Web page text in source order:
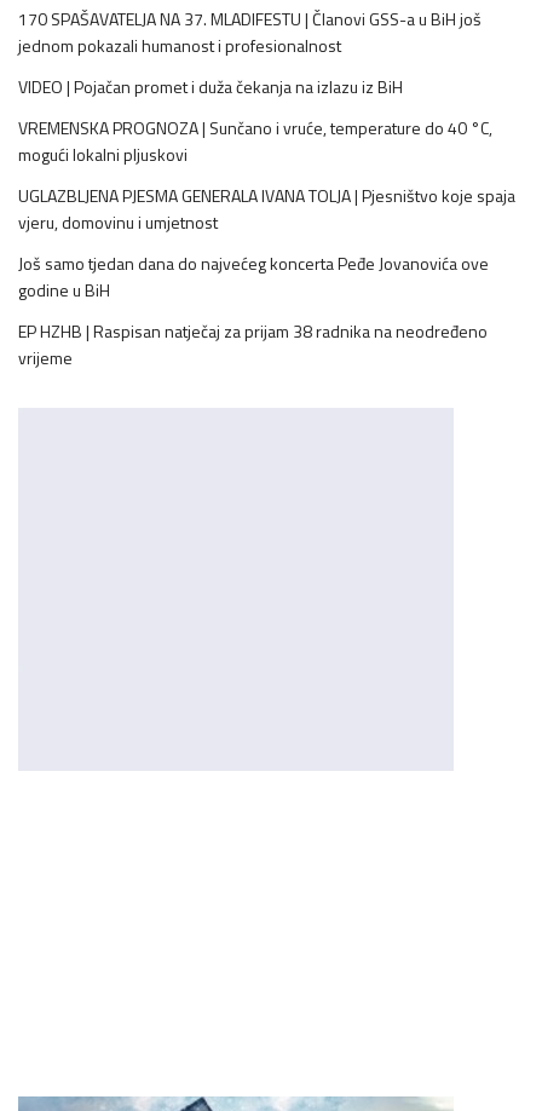
170 SPAŠAVATELJA NA 37. MLADIFESTU | Članovi GSS-a u BiH još
jednom pokazali humanost i profesionalnost
VIDEO | Pojačan promet i duža čekanja na izlazu iz BiH
VREMENSKA PROGNOZA | Sunčano i vruće, temperature do 40 °C,
mogući lokalni pljuskovi
UGLAZBLJENA PJESMA GENERALA IVANA TOLJA | Pjesništvo koje spaja
vjeru, domovinu i umjetnost
Još samo tjedan dana do najvećeg koncerta Peđe Jovanovića ove
godine u BiH
EP HZHB | Raspisan natječaj za prijam 38 radnika na neodređeno
vrijeme